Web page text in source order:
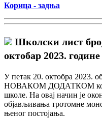
Корица - задња
Школски лист
октобар 2023. године
У петак 20. октобра 2023.
НОВАКОМ ДОДАТКОМ који
школе. На овај начин је
објављивања тротомне
њеног постојања.